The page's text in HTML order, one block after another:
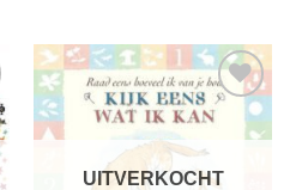
Toevoegen
verlanglijst
UITVERKOCHT